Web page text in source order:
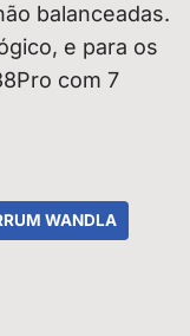
balanceadas.
e para os
com 7
WANDLA